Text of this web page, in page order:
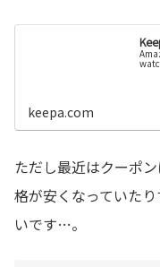
keepa.com
ただし最近はクーポ
格が安くなっていた
いです…。